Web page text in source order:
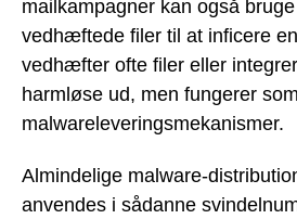
mailkampagner kan også
vedhæftede filer til at inficere
vedhæfter ofte filer eller
harmløse ud, men fungerer som
malwareleveringsmekanismer.
Almindelige malware-
anvendes i sådanne